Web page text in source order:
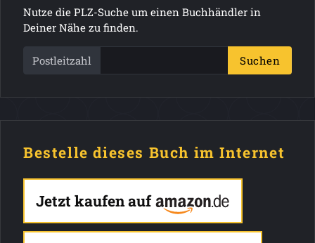
Nutze die PLZ-Suche um einen Buchhändler in
Deiner Nähe zu finden.
Postleitzahl Suchen
Bestelle dieses Buch im Internet
Jetzt kaufen auf